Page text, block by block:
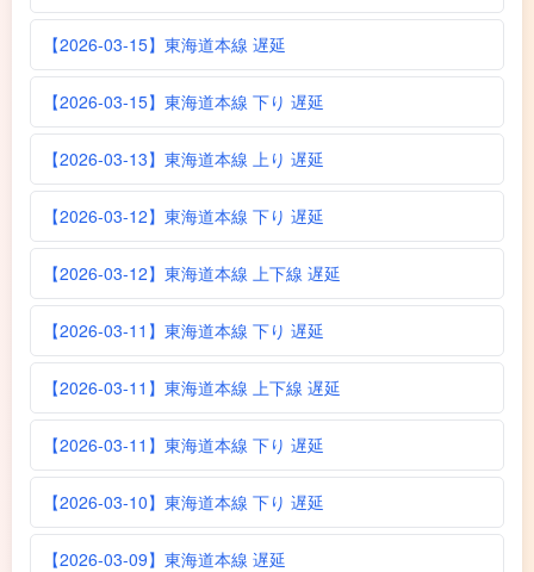
【2026-03-15】東海道本線 遅延
【2026-03-15】東海道本線 下り 遅延
【2026-03-13】東海道本線 上り 遅延
【2026-03-12】東海道本線 下り 遅延
【2026-03-12】東海道本線 上下線 遅延
【2026-03-11】東海道本線 下り 遅延
【2026-03-11】東海道本線 上下線 遅延
【2026-03-11】東海道本線 下り 遅延
【2026-03-10】東海道本線 下り 遅延
【2026-03-09】東海道本線 遅延